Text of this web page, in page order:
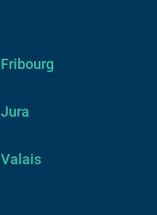
Fribourg
Jura
Valais